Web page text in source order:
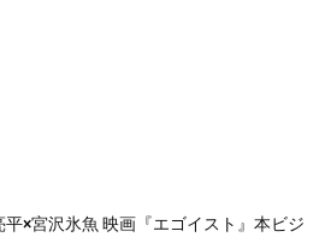
平×宮沢氷魚 映画『エゴイスト』本ビジ